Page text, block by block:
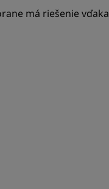
má riešenie vďaka